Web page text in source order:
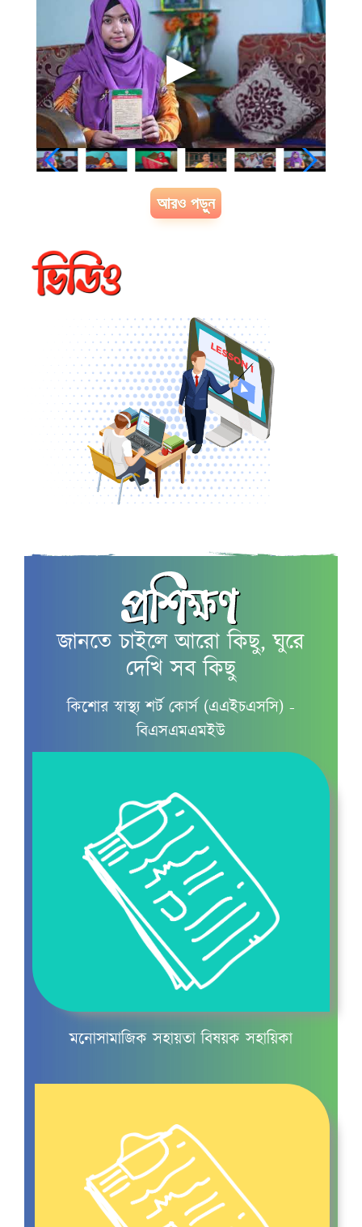
কিশোরদের স্বপ্নে বীর্যপাত
খাদ্য ও পুষ্টি
খাদ্য ও পুষ্টি চক্র
মাসিক ও কিশোরীদের
মাসিক চলাকালীন যত্ন
কিশোরদের স্বপ্নে বীর্যপাত
খাদ্য ও পুষ্টি
আরও পড়ুন
জানতে চাইলে আরো কিছু, ঘুরে
দেখি সব কিছু
কিশোর স্বাস্থ্য শর্ট কোর্স (এএইচএসসি) -
বিএসএমএমইউ
মনোসামাজিক সহায়তা বিষয়ক সহায়িকা